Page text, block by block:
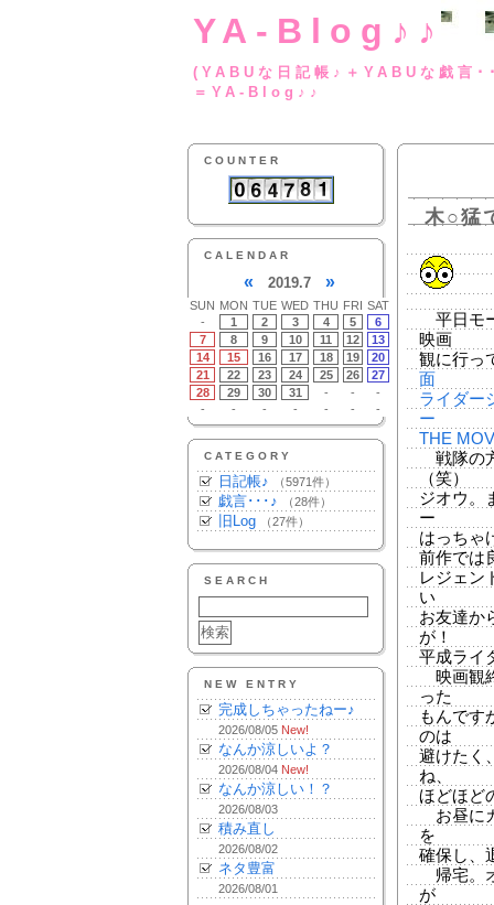
YA-Blog♪♪
(YABUな日記帳♪
＝YA-Blog♪♪
COUNTER
CALENDAR
« 2019.7 »
SUN MON TUE WED THU FRI SAT
-
1 2 3 4 5
6
7
8 9 10 11 12
13
14
15 16 17 18 19
20
21
22 23 24 25 26
27
28
29 30 31 - -
-
-
- - - - - -
CATEGORY
日記帳♪ （5971件）
戯言･･･♪ （28件）
旧Log （27件）
SEARCH
NEW ENTRY
完成しちゃったねー♪
2026/08/05 New!
なんか涼しいよ？
2026/08/04 New!
なんか涼しい！？
2026/08/03
積み直し
2026/08/02
ネタ豊富
2026/08/01
木○猛
平日モ
映画
観に行っ
面
ライダー
ー
THE
戦隊の
（笑）
ジオウ。
ー
はっちゃ
前作では
レジェン
い
お友達か
が！
平成ライ
映画観
った
もんです
のは
避けたく
ね、
ほどほど
お昼に
を
確保し、
帰宅。
が